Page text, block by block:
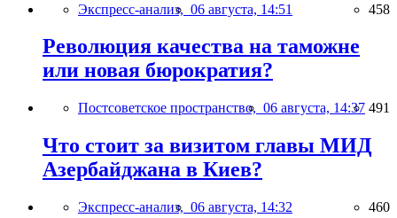
Экспресс-анализ, 06 августа, 14:51 458
Революция качества на таможне
или новая бюрократия?
Постсоветское пространство, 06 августа, 14:37 491
Что стоит за визитом главы МИД
Азербайджана в Киев?
Экспресс-анализ, 06 августа, 14:32 460